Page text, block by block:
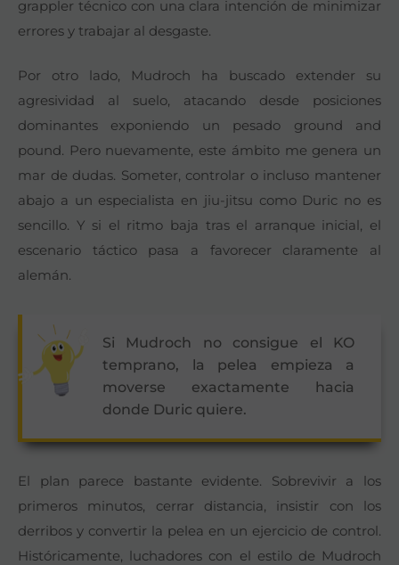
grappler técnico con una clara intención de minimizar
errores y trabajar al desgaste.
Por otro lado, Mudroch ha buscado extender su
agresividad al suelo, atacando desde posiciones
dominantes exponiendo un pesado ground and
pound. Pero nuevamente, este ámbito me genera un
mar de dudas. Someter, controlar o incluso mantener
abajo a un especialista en jiu-jitsu como Duric no es
sencillo. Y si el ritmo baja tras el arranque inicial, el
escenario táctico pasa a favorecer claramente al
alemán.
Si Mudroch no consigue el KO
temprano, la pelea empieza a
moverse exactamente hacia
donde Duric quiere.
El plan parece bastante evidente. Sobrevivir a los
primeros minutos, cerrar distancia, insistir con los
derribos y convertir la pelea en un ejercicio de control.
Históricamente, luchadores con el estilo de Mudroch